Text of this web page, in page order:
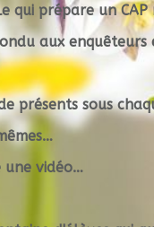
qui prépare un CAP
aux enquêteurs
présents sous
une vidéo…